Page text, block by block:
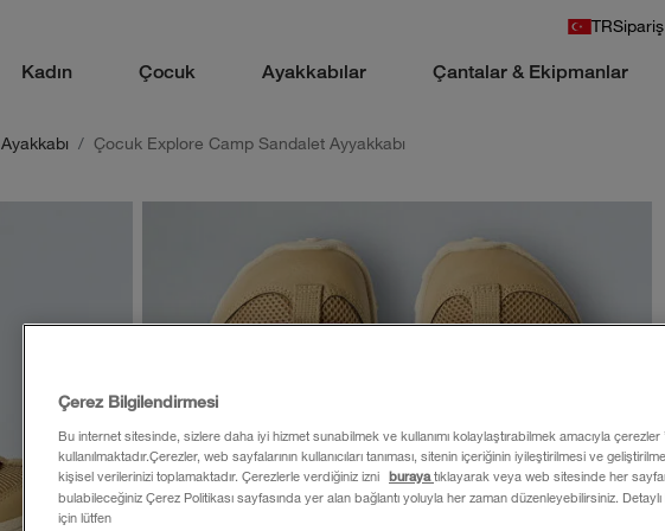
TR
Kadın Çocuk Ayakkabılar Çantalar & Ekipmanlar
Ayakkabı Çocuk Explore Camp Sandalet Ayyakkabı
Çerez Bilgilendirmesi
Bu internet sitesinde, sizlere daha iyi hizmet sunabilmek ve kullanımı kolaylaştırabilmek amacıyla çerezler
kullanılmaktadır.Çerezler, web sayfalarının kullanıcıları tanıması, sitenin içeriğinin iyileştirilmesi ve
kişisel verilerinizi toplamaktadır. Çerezlerle verdiğiniz izni
burayatıklayarak veya web sitesinde her
bulabileceğiniz Çerez Politikası sayfasında yer alan bağlantı yoluyla her zaman düzenleyebilirsiniz.
için lütfen